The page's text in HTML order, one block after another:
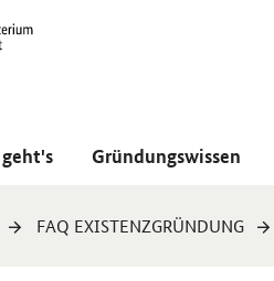
geht's Gründungswissen
FAQ EXISTENZGRÜNDUNG